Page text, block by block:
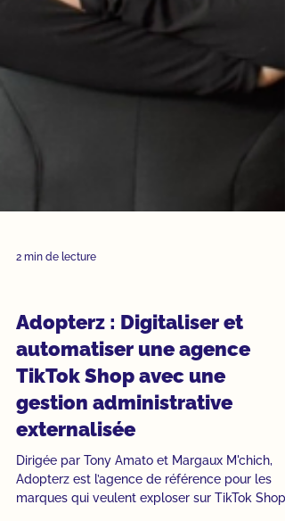
Études de cas
Adopterz : Digitaliser et
automatiser une agence
TikTok Shop avec une
gestion administrative
externalisée
Dirigée par Tony Amato et Margaux M'chich,